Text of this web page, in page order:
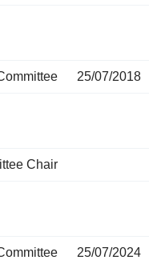
25/07/2018
Chair
25/07/2024